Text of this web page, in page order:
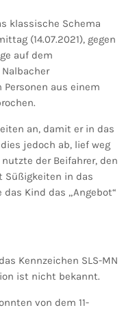
klassische Schema
(14.07.2021), gegen
auf dem
aus einem
an, damit er in das
jedoch ab, lief weg
der Beifahrer, den
Süßigkeiten in das
Kind das „Angebot“
Kennzeichen SLS-MN
ist nicht bekannt.
von dem 11-